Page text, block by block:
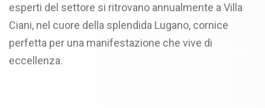
esperti del settore si ritrovano annualmente a Villa
Ciani, nel cuore della splendida Lugano, cornice
perfetta per una manifestazione che vive di
eccellenza.